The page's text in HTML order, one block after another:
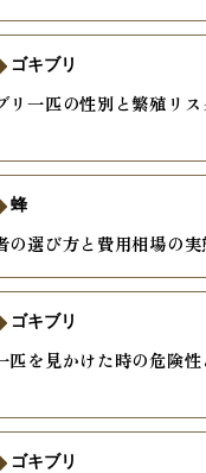
リ一匹の性別と繁殖リ
ゴキブリ
の選び方と費用相場の
蜂
匹を見かけた時の危険
ゴキブリ
ゴキブリ